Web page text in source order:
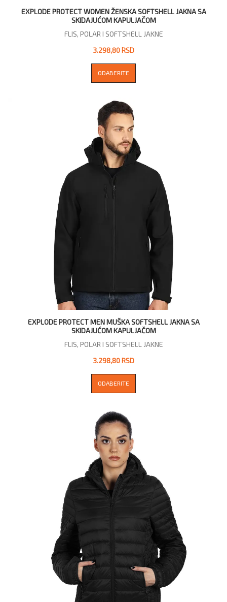
EXPLODE PROTECT WOMEN ŽENSKA SOFTSHELL JAKNA SA
SKIDAJUĆOM KAPULJAČOM
FLIS, POLAR I SOFTSHELL JAKNE
3.298,80 RSD
ODABERITE
EXPLODE PROTECT MEN MUŠKA SOFTSHELL JAKNA SA
SKIDAJUĆOM KAPULJAČOM
FLIS, POLAR I SOFTSHELL JAKNE
3.298,80 RSD
ODABERITE